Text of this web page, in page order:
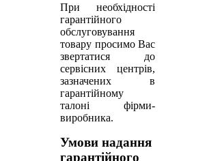
При необхідності
гарантійного
обслуговування
товару просимо Вас
звертатися до
сервісних центрів,
зазначених в
гарантійному
талоні фірми-
виробника.
Умови надання
гарантійного